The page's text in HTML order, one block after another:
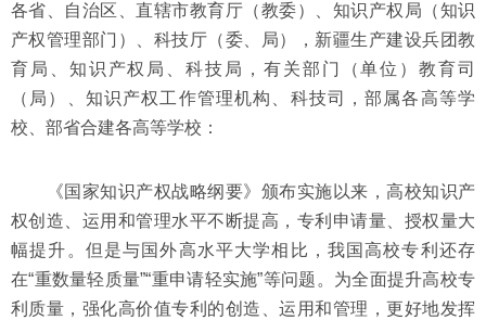
各省、自治区、直辖市教育厅（教委）、知识产权局（知识
产权管理部门）、科技厅（委、局），新疆生产建设兵团教
育局、知识产权局、科技局，有关部门（单位）教育司
（局）、知识产权工作管理机构、科技司，部属各高等学
校、部省合建各高等学校：
《国家知识产权战略纲要》颁布实施以来，高校知识产
权创造、运用和管理水平不断提高，专利申请量、授权量大
幅提升。但是与国外高水平大学相比，我国高校专利还存
在“重数量轻质量”“重申请轻实施”等问题。为全面提升高校专
利质量，强化高价值专利的创造、运用和管理，更好地发挥